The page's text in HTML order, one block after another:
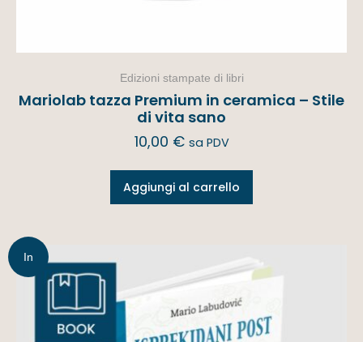
Edizioni stampate di libri
Mariolab tazza Premium in ceramica – Stile
di vita sano
10,00 € sa PDV
Aggiungi al carrello
In